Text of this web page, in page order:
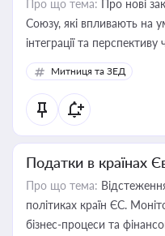
Про що тема: Про нові
Союзу, які впливають на умови торгівлі, трудової міграції,
інтеграції та
Митниця та ЗЕД
Податки в країнах
Про що тема:
політиках країн ЄС.
бізнес-процеси та